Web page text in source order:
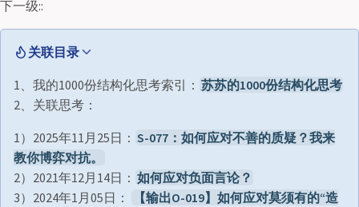
下一级::
关联目录
1、我的1000份结构化思考索引： 苏苏的1000份结构化思考
2、关联思考：
1）2025年11月25日： S-077：如何应对不善的质疑？我来
教你博弈对抗。
2）2021年12月14日： 如何应对负面言论？
3）2024年1月05日：
【输出O-019】如何应对莫须有的“造